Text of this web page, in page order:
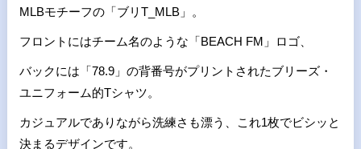
MLBモチーフの「ブリT_MLB」。
フロントにはチーム名のような「BEACH FM」ロゴ、
バックには「78.9」の背番号がプリントされたブリーズ・
ユニフォーム的Tシャツ。
カジュアルでありながら洗練さも漂う、これ1枚でビシッと
決まるデザインです。